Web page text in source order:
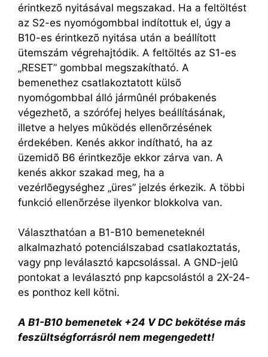
érintkezõ nyitásával megszakad. Ha a feltöltést
az S2-es nyomógombbal indítottuk el, úgy a
B10-es érintkezõ nyitása után a beállított
ütemszám végrehajtódik. A feltöltés az S1-es
„RESET” gombbal megszakítható. A
bemenethez csatlakoztatott külsõ
nyomógombbal álló jármûnél próbakenés
végezhetõ, a szórófej helyes beállításának,
illetve a helyes mûködés ellenõrzésének
érdekében. Kenés akkor indítható, ha az
üzemidõ B6 érintkezõje ekkor zárva van. A
kenés akkor szakad meg, ha a
vezérlõegységhez „üres” jelzés érkezik. A többi
funkció ellenõrzése ilyenkor blokkolva van.
Választhatóan a B1-B10 bemeneteknél
alkalmazható potenciálszabad csatlakoztatás,
vagy pnp leválasztó kapcsolással. A GND-jelû
pontokat a leválasztó pnp kapcsolástól a 2X-24-
es ponthoz kell kötni.
A B1-B10 bemenetek +24 V DC bekötése más
feszültségforrásról nem megengedett!